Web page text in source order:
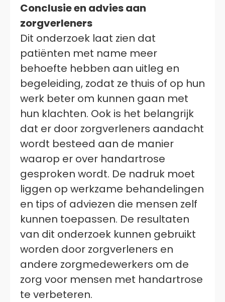
Conclusie en advies aan
zorgverleners
Dit onderzoek laat zien dat
patiënten met name meer
behoefte hebben aan uitleg en
begeleiding, zodat ze thuis of op hun
werk beter om kunnen gaan met
hun klachten. Ook is het belangrijk
dat er door zorgverleners aandacht
wordt besteed aan de manier
waarop er over handartrose
gesproken wordt. De nadruk moet
liggen op werkzame behandelingen
en tips of adviezen die mensen zelf
kunnen toepassen. De resultaten
van dit onderzoek kunnen gebruikt
worden door zorgverleners en
andere zorgmedewerkers om de
zorg voor mensen met handartrose
te verbeteren.